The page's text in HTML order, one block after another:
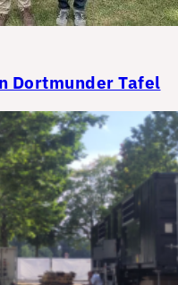
Dortmunder Tafel